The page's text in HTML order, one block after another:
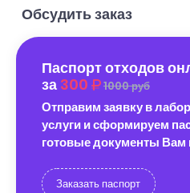
Обсудить заказ
Паспорт отходов
за 300 1000 руб
Отправим заявку в
услуги и сформируем
готовые документы Вам
Заказать паспорт